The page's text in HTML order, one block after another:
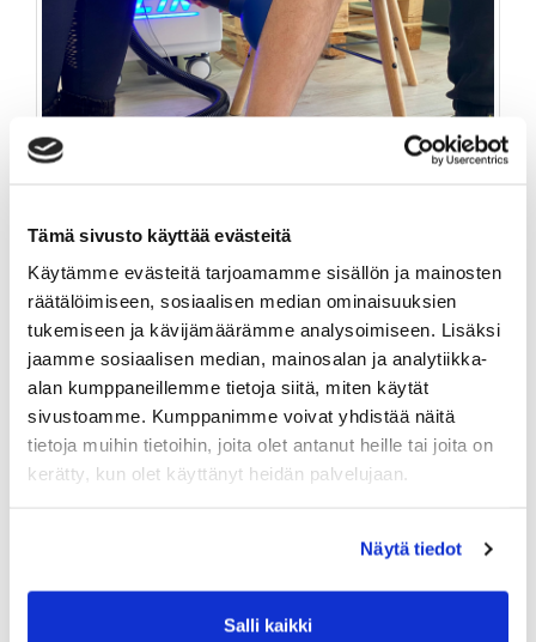
Tämä sivusto käyttää evästeitä
Käytämme evästeitä tarjoamamme sisällön ja mainosten
räätälöimiseen, sosiaalisen median ominaisuuksien
tukemiseen ja kävijämäärämme analysoimiseen. Lisäksi
jaamme sosiaalisen median, mainosalan ja analytiikka-
alan kumppaneillemme tietoja siitä, miten käytät
sivustoamme. Kumppanimme voivat yhdistää näitä
tietoja muihin tietoihin, joita olet antanut heille tai joita on
kerätty, kun olet käyttänyt heidän palvelujaan.
Näytä tiedot
Salli kaikki
X°CRYO 5-KORTTI
75,00 €